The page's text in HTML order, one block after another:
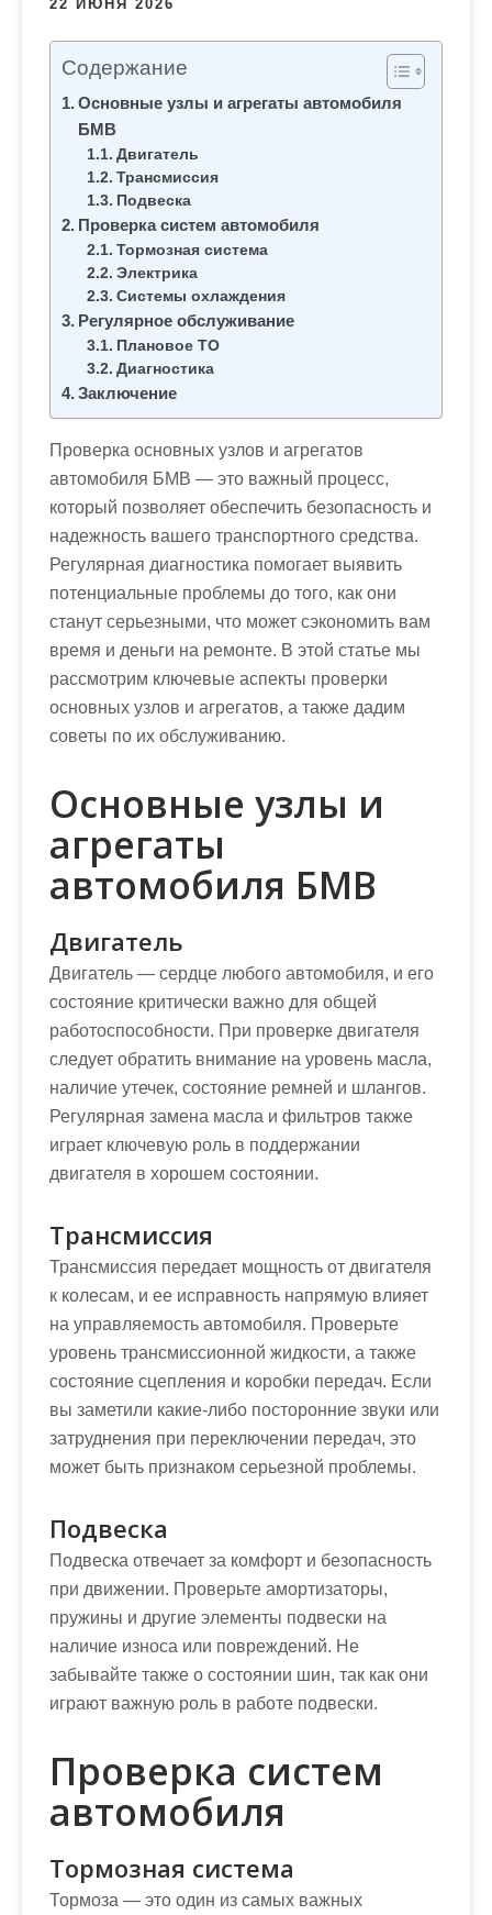
22 ИЮНЯ 2026
Содержание
Основные узлы и агрегаты автомобиля
БМВ
Двигатель
Трансмиссия
Подвеска
Проверка систем автомобиля
Тормозная система
Электрика
Системы охлаждения
Регулярное обслуживание
Плановое ТО
Диагностика
Заключение
Проверка основных узлов и агрегатов
автомобиля БМВ — это важный процесс,
который позволяет обеспечить безопасность и
надежность вашего транспортного средства.
Регулярная диагностика помогает выявить
потенциальные проблемы до того, как они
станут серьезными, что может сэкономить вам
время и деньги на ремонте. В этой статье мы
рассмотрим ключевые аспекты проверки
основных узлов и агрегатов, а также дадим
советы по их обслуживанию.
Основные узлы и
агрегаты
автомобиля БМВ
Двигатель
Двигатель — сердце любого автомобиля, и его
состояние критически важно для общей
работоспособности. При проверке двигателя
следует обратить внимание на уровень масла,
наличие утечек, состояние ремней и шлангов.
Регулярная замена масла и фильтров также
играет ключевую роль в поддержании
двигателя в хорошем состоянии.
Трансмиссия
Трансмиссия передает мощность от двигателя
к колесам, и ее исправность напрямую влияет
на управляемость автомобиля. Проверьте
уровень трансмиссионной жидкости, а также
состояние сцепления и коробки передач. Если
вы заметили какие-либо посторонние звуки или
затруднения при переключении передач, это
может быть признаком серьезной проблемы.
Подвеска
Подвеска отвечает за комфорт и безопасность
при движении. Проверьте амортизаторы,
пружины и другие элементы подвески на
наличие износа или повреждений. Не
забывайте также о состоянии шин, так как они
играют важную роль в работе подвески.
Проверка систем
автомобиля
Тормозная система
Тормоза — это один из самых важных